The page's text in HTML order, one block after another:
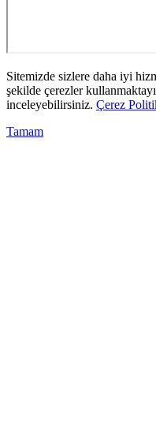
Sitemizde sizlere daha iyi
şekilde çerezler
inceleyebilirsiniz. Çerez
Tamam